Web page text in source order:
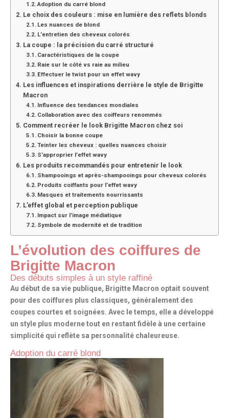
Adoption du carré blond
Le choix des couleurs : mise en lumière des reflets blonds
Les nuances de blond
L’entretien des cheveux colorés
La coupe : la précision du carré structuré
Caractéristiques de la coupe
Raie sur le côté vs raie au milieu
Effectuer le twist pour un effet wavy
Les influences et inspirations derrière le style de Brigitte
Macron
Influence des tendances mondiales
Collaboration avec des coiffeurs renommés
Comment recréer le look Brigitte Macron chez soi
Choisir la bonne coupe
Teinter les cheveux : quelles nuances choisir
S’approprier l’effet wavy
Les produits recommandés pour entretenir le look
Shampooings et après-shampooings pour cheveux colorés
Produits coiffants pour l’effet wavy
Masques et traitements nourrissants
L’effet global et perception publique
Impact sur l’image médiatique
Symbole de modernité et de tradition
L’évolution des coiffures de
Brigitte Macron
Des débuts simples à un style raffiné
Au début de sa vie publique, Brigitte Macron optait souvent
pour des coiffures plus classiques, généralement des
coupes courtes et soignées. Avec le temps, elle a développé
un style plus moderne tout en restant fidèle à une certaine
simplicité qui reflète sa personnalité chaleureuse.
Adoption du carré blond